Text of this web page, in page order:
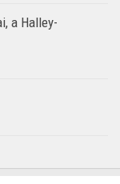
a Halley-